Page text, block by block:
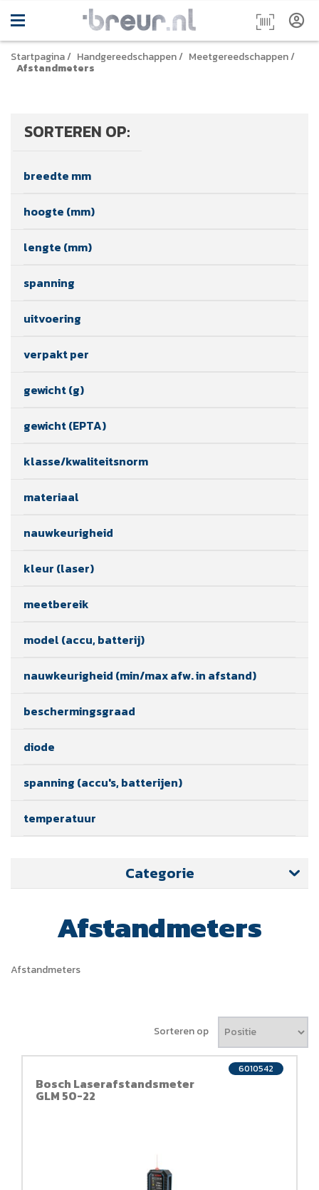
Startpagina/ Handgereedschappen/ Meetgereedschappen/
Afstandmeters
SORTEREN OP:
breedte mm
hoogte (mm)
lengte (mm)
spanning
uitvoering
verpakt per
gewicht (g)
gewicht (EPTA)
klasse/kwaliteitsnorm
materiaal
nauwkeurigheid
kleur (laser)
meetbereik
model (accu, batterij)
nauwkeurigheid (min/max afw. in afstand)
beschermingsgraad
diode
spanning (accu's, batterijen)
temperatuur
Categorie
Afstandmeters
Afstandmeters
Sorteren op
Bosch Laserafstandsmeter
GLM 50-22
6010542